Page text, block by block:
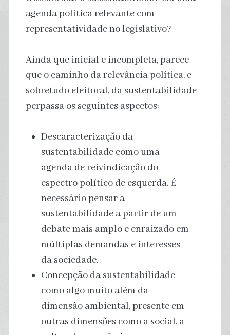
agenda política relevante com
representatividade no legislativo?
Ainda que inicial e incompleta, parece
que o caminho da relevância política, e
sobretudo eleitoral, da sustentabilidade
perpassa os seguintes aspectos:
Descaracterização da
sustentabilidade como uma
agenda de reivindicação do
espectro político de esquerda. É
necessário pensar a
sustentabilidade a partir de um
debate mais amplo e enraizado em
múltiplas demandas e interesses
da sociedade.
Concepção da sustentabilidade
como algo muito além da
dimensão ambiental, presente em
outras dimensões como a social, a